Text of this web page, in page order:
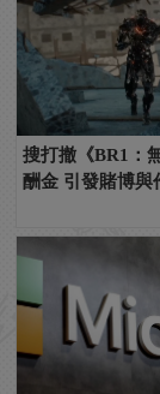
搜打撤《BR1：
酬金 引發賭博與